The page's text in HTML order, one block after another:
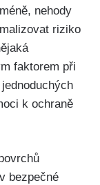
nehody
⁣riziko⁢
faktorem při
k ochraně
bezpečné⁢